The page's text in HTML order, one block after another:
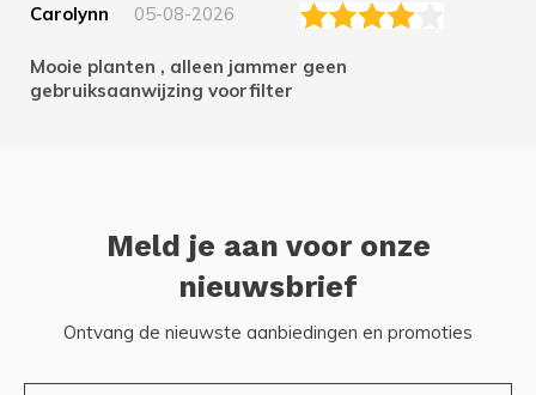
Carolynn 05-08-2026
Mooie planten , alleen jammer geen
gebruiksaanwijzing voorfilter
Meld je aan voor onze
nieuwsbrief
Ontvang de nieuwste aanbiedingen en promoties